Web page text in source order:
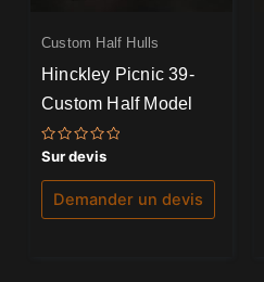
Custom Half Hulls
Hinckley Picnic 39-
Custom Half Model
Note
0
sur
Sur devis
Demander un devis